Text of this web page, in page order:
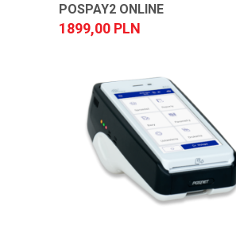
POSPAY2 ONLINE
1899,00 PLN